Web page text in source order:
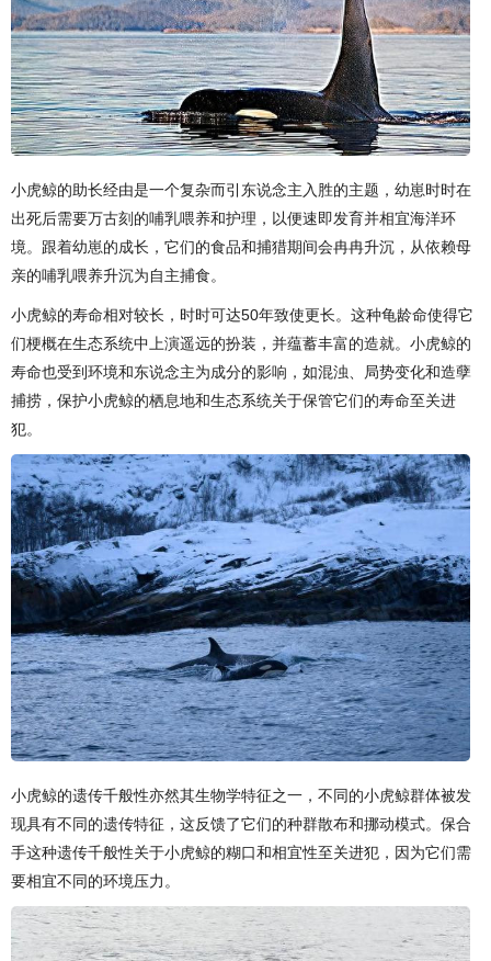
小虎鲸的助长经由是一个复杂而引东说念主入胜的主题，幼崽时时在
出死后需要万古刻的哺乳喂养和护理，以便速即发育并相宜海洋环
境。跟着幼崽的成长，它们的食品和捕猎期间会冉冉升沉，从依赖母
亲的哺乳喂养升沉为自主捕食。
小虎鲸的寿命相对较长，时时可达50年致使更长。这种龟龄命使得它
们梗概在生态系统中上演遥远的扮装，并蕴蓄丰富的造就。小虎鲸的
寿命也受到环境和东说念主为成分的影响，如混浊、局势变化和造孽
捕捞，保护小虎鲸的栖息地和生态系统关于保管它们的寿命至关进
犯。
小虎鲸的遗传千般性亦然其生物学特征之一，不同的小虎鲸群体被发
现具有不同的遗传特征，这反馈了它们的种群散布和挪动模式。保合
手这种遗传千般性关于小虎鲸的糊口和相宜性至关进犯，因为它们需
要相宜不同的环境压力。